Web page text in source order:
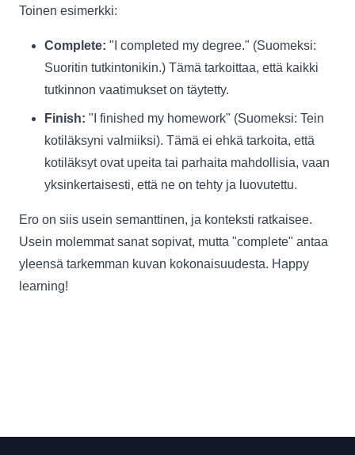
Toinen esimerkki:
Complete: "I completed my degree." (Suomeksi:
Suoritin tutkintonikin.) Tämä tarkoittaa, että kaikki
tutkinnon vaatimukset on täytetty.
Finish: "I finished my homework" (Suomeksi: Tein
kotiläksyni valmiiksi). Tämä ei ehkä tarkoita, että
kotiläksyt ovat upeita tai parhaita mahdollisia, vaan
yksinkertaisesti, että ne on tehty ja luovutettu.
Ero on siis usein semanttinen, ja konteksti ratkaisee.
Usein molemmat sanat sopivat, mutta "complete" antaa
yleensä tarkemman kuvan kokonaisuudesta. Happy
learning!